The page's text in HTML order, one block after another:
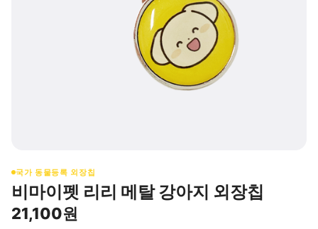
국가 동물등록 외장칩
비마이펫 리리 메탈 강아지 외장칩
21,100원